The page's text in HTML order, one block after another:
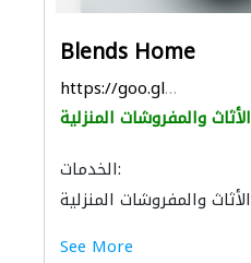
Blends Home
https://goo.gl/maps/8FvxyJdkZiAz8Gpd8
الأثاث والمفروشات المنزلية
الخدمات:
الأثاث والمفروشات المنزلية
See More